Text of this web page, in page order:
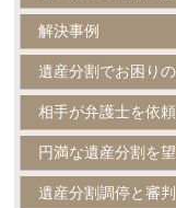
解決事例
遺産分割でお困り
相手が弁護士を依
円満な遺産分割を
遺産分割調停と審判